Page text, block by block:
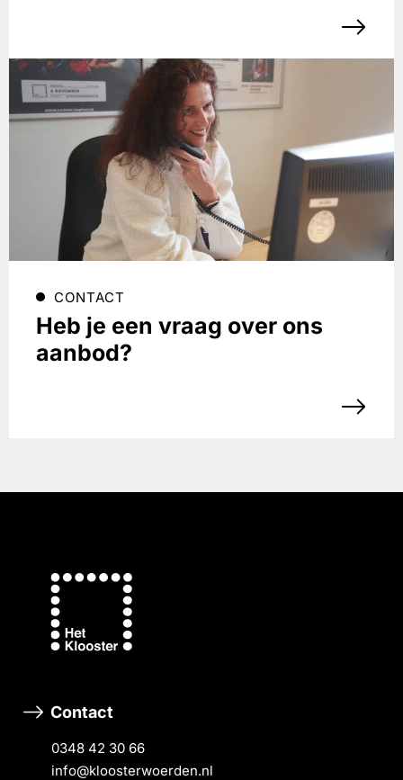
CONTACT
Heb je een vraag over ons
aanbod?
Contact
0348 42 30 66
info@kloosterwoerden.nl